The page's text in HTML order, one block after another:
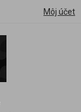
Môj účet